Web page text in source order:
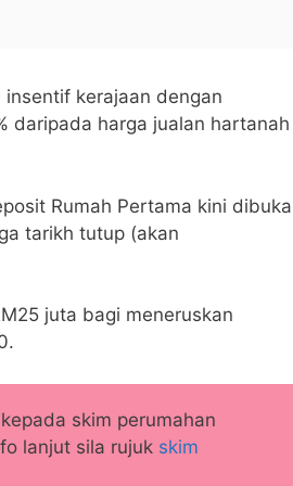
kerajaan dengan
daripada harga jualan hartanah
Rumah Pertama kini dibuka
tarikh tutup (akan
juta bagi meneruskan
skim perumahan
lanjut sila rujuk skim